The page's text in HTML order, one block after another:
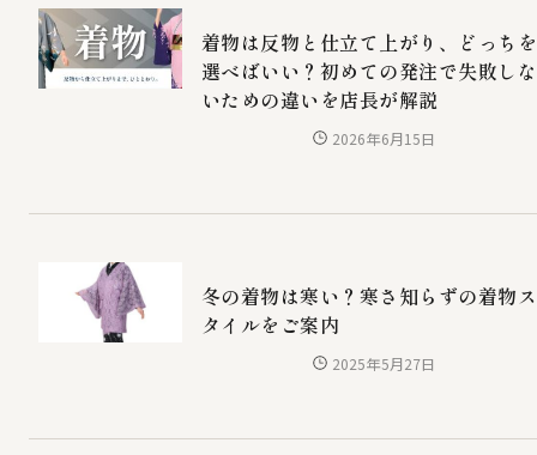
着物は反物と仕立て上がり、どっちを
選べばいい？初めての発注で失敗しな
いための違いを店長が解説
2026年6月15日
冬の着物は寒い？寒さ知らずの着物ス
タイルをご案内
2025年5月27日